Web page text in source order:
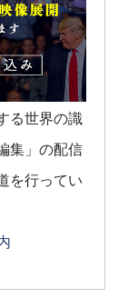
る世界の識
集」の配信
を行ってい